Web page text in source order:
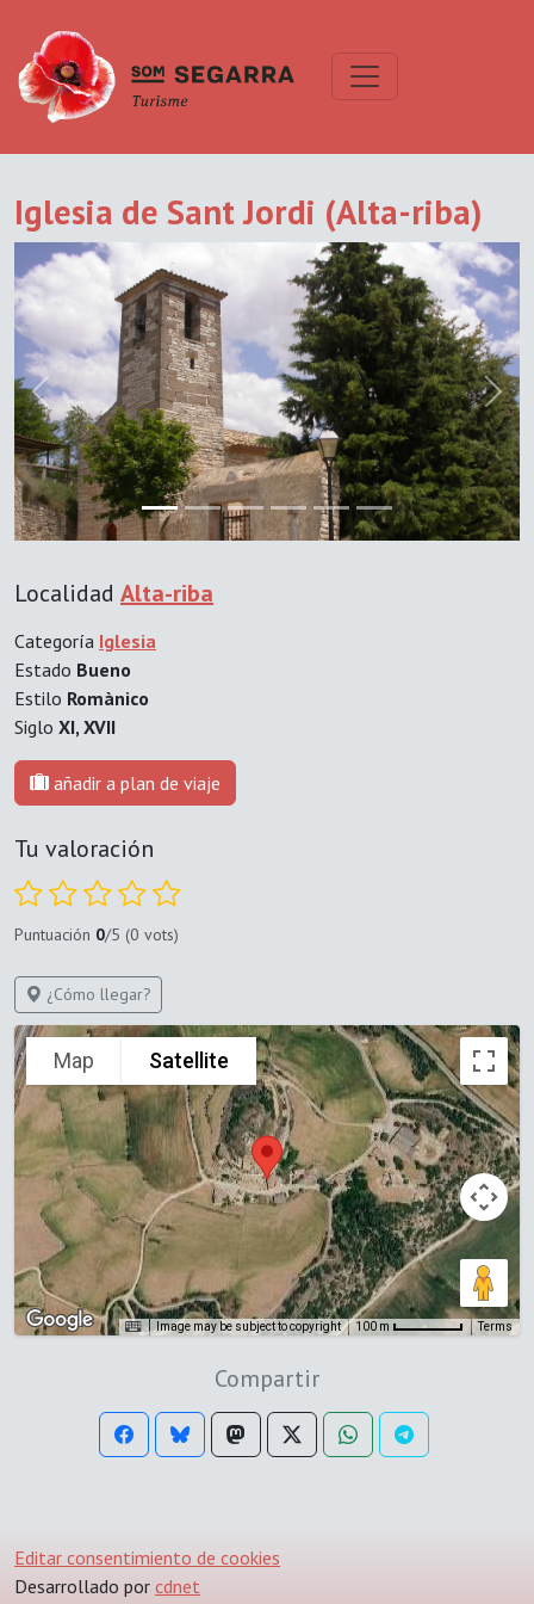
Iglesia de Sant Jordi (Alta-riba)
Previous Next
Localidad Alta-riba
Categoría Iglesia
Estado Bueno
Estilo Romànico
Siglo XI, XVII
añadir a plan de viaje
Tu valoración
Puntuación 0/5 (0 vots)
¿Cómo llegar?
Map Satellite
Image may be subject to copyright 100 m Terms
Compartir
Editar consentimiento de cookies
Desarrollado por cdnet